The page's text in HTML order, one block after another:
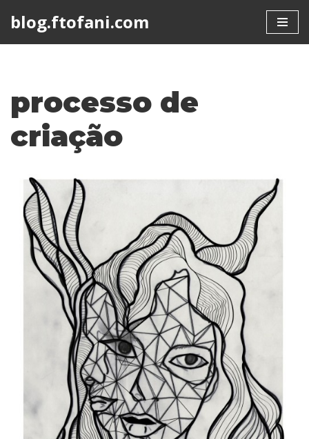
blog.ftofani.com
processo de
criação